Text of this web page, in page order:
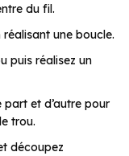
du fil.
une boucle.
puis réalisez un
et d’autre pour
trou.
découpez